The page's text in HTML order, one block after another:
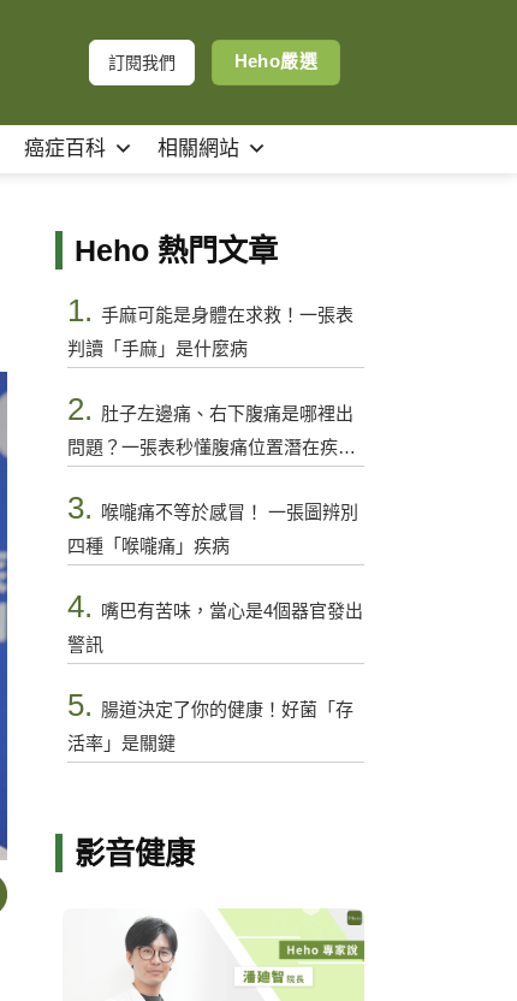
訂閱我們 Heho嚴選
癌症百科 相關網站
Heho 熱門文章
1. 手麻可能是身體在求救！一張表
判讀「手麻」是什麼病
2. 肚子左邊痛、右下腹痛是哪裡出
問題？一張表秒懂腹痛位置潛在疾病
3.
喉嚨痛不等於感冒！ 一張圖辨別
四種「喉嚨痛」疾病
4. 嘴巴有苦味，當心是4個器官發出
警訊
5. 腸道決定了你的健康！好菌「存
活率」是關鍵
影音健康